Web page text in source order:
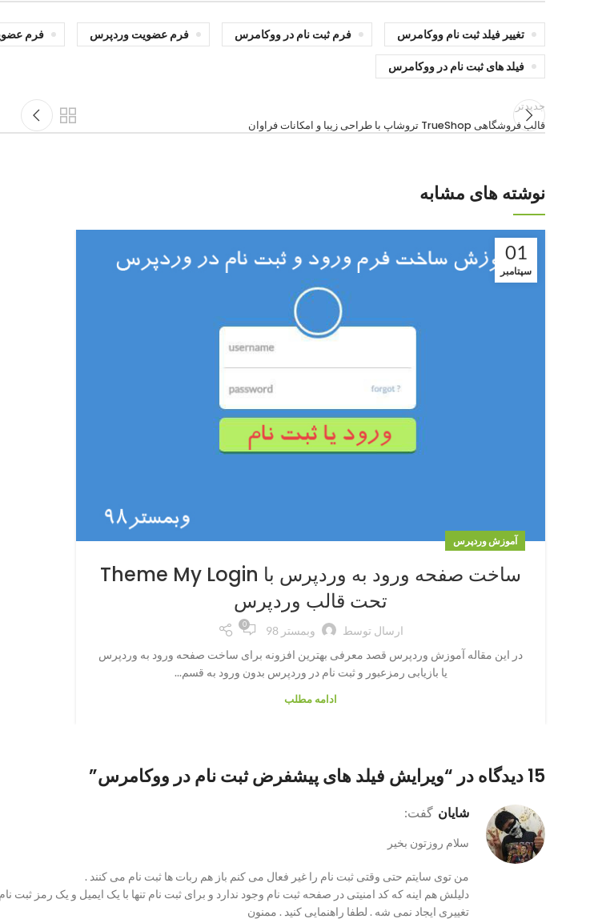
تغییر فیلد ثبت نام ووکامرس فرم ثبت نام در ووکامرس فرم عضویت وردپرس فرم
فیلد های ثبت نام در ووکامرس
جدیدتر
قالب فروشگاهی TrueShop تروشاپ با طراحی زیبا و امکانات فراوان
نوشته های مشابه
01
سپتامبر
آموزش وردپرس
ساخت صفحه ورود به وردپرس با Theme My Login
تحت قالب وردپرس
ارسال توسط وبمستر 98 0
در این مقاله آموزش وردپرس قصد معرفی بهترین افزونه برای ساخت صفحه ورود به وردپرس
یا بازیابی رمزعبور و ثبت نام در وردپرس بدون ورود به قسم...
ادامه مطلب
15 دیدگاه در “ ویرایش فیلد های پیشفرض ثبت نام در ووکامرس”
شایان گفت:
سلام روزتون بخیر
من توی سایتم حتی وقتی ثبت نام را غیر فعال می کنم باز هم ربات ها ثبت نام می کنند .
دلیلش هم اینه که کد امنیتی در صفحه ثبت نام وجود ندارد و برای ثبت نام تنها با یک ایمیل و یک رمز
تغییری ایجاد نمی شه . لطفا راهنمایی کنید . ممنون